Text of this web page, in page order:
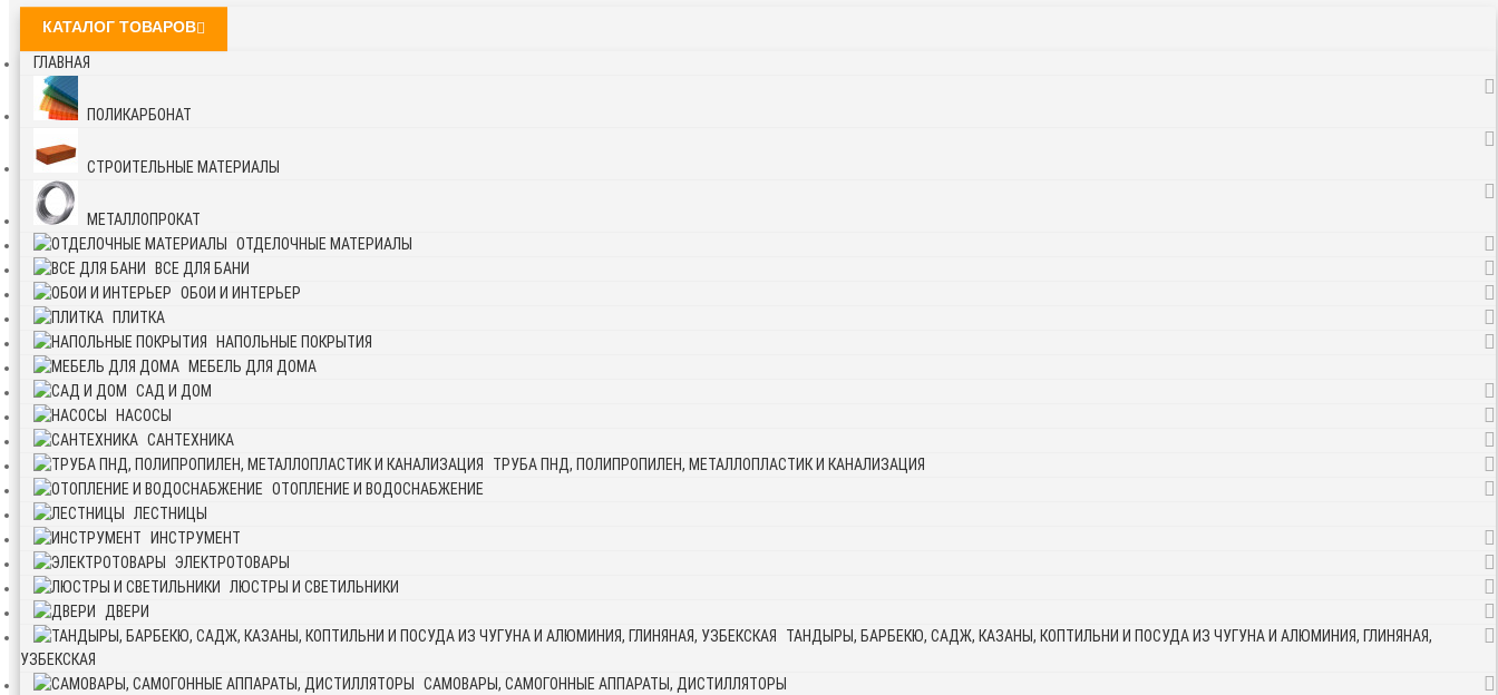
КАТАЛОГ ТОВАРОВ
ГЛАВНАЯ
ПОЛИКАРБОНАТ
СТРОИТЕЛЬНЫЕ МАТЕРИАЛЫ
МЕТАЛЛОПРОКАТ
ОТДЕЛОЧНЫЕ МАТЕРИАЛЫ
ВСЕ ДЛЯ БАНИ
ОБОИ И ИНТЕРЬЕР
ПЛИТКА
НАПОЛЬНЫЕ ПОКРЫТИЯ
МЕБЕЛЬ ДЛЯ ДОМА
САД И ДОМ
НАСОСЫ
САНТЕХНИКА
ТРУБА ПНД, ПОЛИПРОПИЛЕН, МЕТАЛЛОПЛАСТИК И КАНАЛИЗАЦИЯ
ОТОПЛЕНИЕ И ВОДОСНАБЖЕНИЕ
ЛЕСТНИЦЫ
ИНСТРУМЕНТ
ЭЛЕКТРОТОВАРЫ
ЛЮСТРЫ И СВЕТИЛЬНИКИ
ДВЕРИ
ТАНДЫРЫ, БАРБЕКЮ, САДЖ, КАЗАНЫ, КОПТИЛЬНИ И ПОСУДА ИЗ ЧУГУНА И АЛЮМИНИЯ, ГЛИНЯНАЯ,
УЗБЕКСКАЯ
САМОВАРЫ, САМОГОННЫЕ АППАРАТЫ, ДИСТИЛЛЯТОРЫ